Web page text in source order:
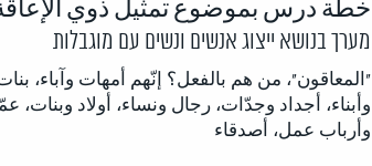
خطّة درس بموضوع تمثيل ذوي الإعاقة
מערך בנושא ייצוג אנשים ונשים עם מוגבלות
"المعاقون"، من هم بالفعل؟ إنّهم أمهات وآباء،
وأبناء، أجداد وجدّات، رجال ونساء، أولاد وبنات،
وأرباب عمل، أصدقاء